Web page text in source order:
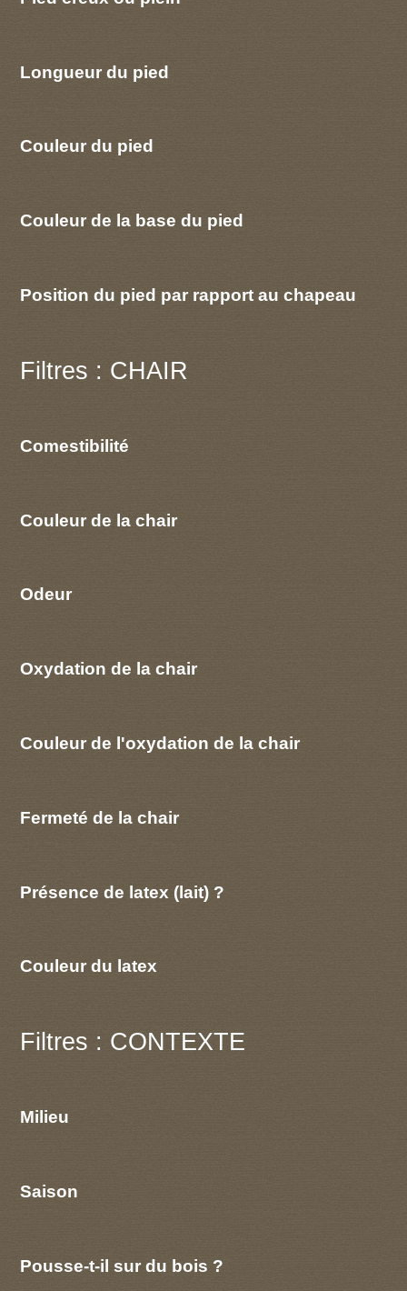
Longueur du pied
Couleur du pied
Couleur de la base du pied
Position du pied par rapport au chapeau
Filtres : CHAIR
Comestibilité
Couleur de la chair
Odeur
Oxydation de la chair
Couleur de l'oxydation de la chair
Fermeté de la chair
Présence de latex (lait) ?
Couleur du latex
Filtres : CONTEXTE
Milieu
Saison
Pousse-t-il sur du bois ?